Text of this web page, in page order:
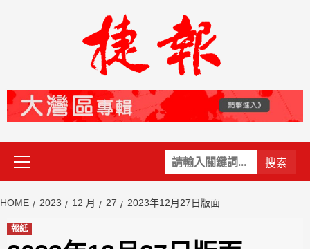
關
鍵
Primary
Menu
HOME 2023 12 月 27 2023年12月27日版面
報紙